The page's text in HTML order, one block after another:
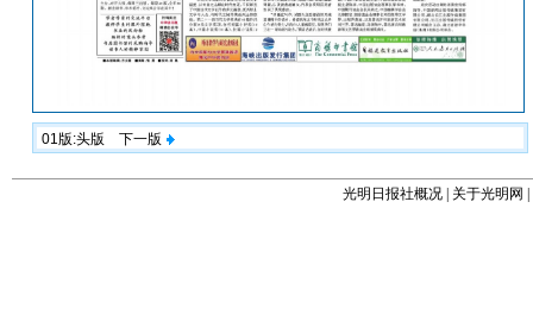
01版:头版下一版
光明日报社概况 关于光明网